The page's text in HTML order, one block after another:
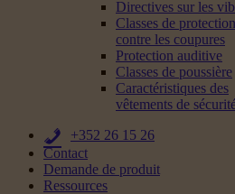
Directives sur les
Classes de protection
contre les coupures
Protection auditive
Classes de poussière
Caractéristiques des
vêtements de
+352 26 15 26
Contact
Demande de produit
Ressources